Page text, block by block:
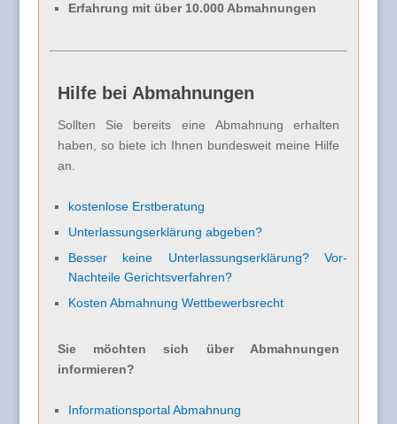
Erfahrung mit über 10.000 Abmahnungen
Hilfe bei Abmahnungen
Sollten Sie bereits eine Abmahnung erhalten
haben, so biete ich Ihnen bundesweit meine Hilfe
an.
kostenlose Erstberatung
Unterlassungserklärung abgeben?
Besser keine Unterlassungserklärung? Vor-
Nachteile Gerichtsverfahren?
Kosten Abmahnung Wettbewerbsrecht
Sie möchten sich über Abmahnungen
informieren?
Informationsportal Abmahnung